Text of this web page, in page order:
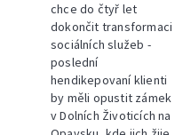
chce do čtyř let
dokončit transformaci
sociálních služeb -
poslední
hendikepovaní klienti
by měli opustit zámek
v Dolních Životicích na